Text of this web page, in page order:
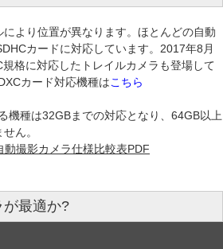
より位置が異なります。ほとんどの自動
カードに対応しています。2017年8月
格に対応したトレイルカメラも登場して
カード対応機種はこちら
機種は32GBまでの対応となり、64GB以上
ん。
動撮影カメラ仕様比較表PDF
が最適か?